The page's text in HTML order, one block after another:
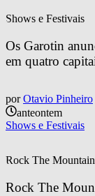
Shows e Festivais
Os Garotin
em quatro
por Otavio Pinheiro
anteontem
Shows e Festivais
Rock The Mountain
Rock The